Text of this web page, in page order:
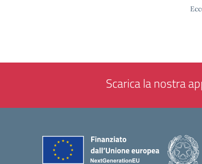
Scarica la nostra